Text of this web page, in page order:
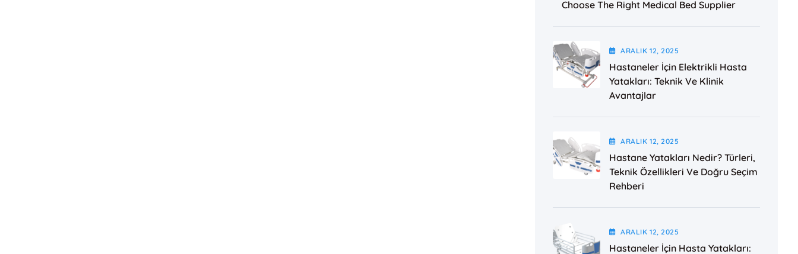
Choose The Right Medical Bed Supplier
ARALIK 12, 2025
Hastaneler İçin Elektrikli Hasta
Yatakları: Teknik Ve Klinik
Avantajlar
ARALIK 12, 2025
Hastane Yatakları Nedir? Türleri,
Teknik Özellikleri Ve Doğru Seçim
Rehberi
ARALIK 12, 2025
Hastaneler İçin Hasta Yatakları: